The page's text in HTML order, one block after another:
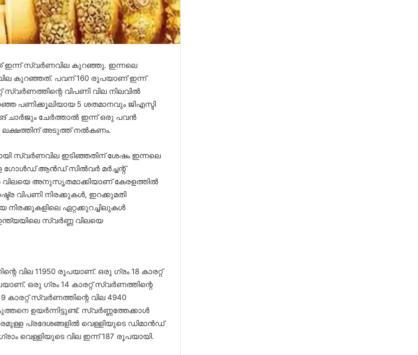
ഇന്ന് സ്വർണവില കുറ‍ഞ്ഞു. ഇന്നലെ
കുറഞ്ഞത്. പവന് 160 രൂപയാണ് ഇന്ന്
വിപണി വില നിലവിൽ
പണിക്കൂലിയായ 5 ശതമാനവും ജിഎസ്ടി
ചാർജും ചേർത്താൽ ഇന്ന് ഒരു പവൻ
അടുത്ത് നൽകണം.
സ്വർണവില ഇടിഞ്ഞതിന് ശേഷം ഇന്നലെ
ഗോൾഡ് ആൻഡ് സിൽവർ മർച്ചന്റ്
അനുസൃതമാക്കിയാണ് കേരളത്തിൽ
വിപണി നിരക്കുകൾ, ഇറക്കുമതി
നിരക്കുകളിലെ ഏറ്റക്കുറച്ചിലുകൾ
സ്വർണ്ണ വിലയെ
വില 11950 രൂപയാണ്. ഒരു ഗ്രം 18 കാരറ്റ്
ഒരു ഗ്രം 14 കാരറ്റ് സ്വർണത്തിന്റെ
സ്വർണത്തിന്റെ വില 4940
ഉയർന്നിട്ടുണ്ട്. സ്വർണ്ണത്തേക്കാൾ
പ്രദേശങ്ങളിൽ വെള്ളിയുടെ ഡിമാൻ‍ഡ്
വെള്ളിയുടെ വില ഇന്ന് 187 രൂപയായി.